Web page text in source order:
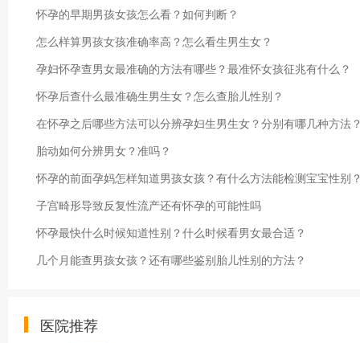
怀孕的早期男孩女孩怎么看？如何判断？
怎么样算男孩女孩准确率高？怎么看生男生女？
孕妇怀孕查男女最准确的方法有哪些？最准怀女孩征兆有什么？
怀孕后查什么最准确生男生女？怎么查胎儿性别？
在怀孕之后哪些方法可以分辨孕妇生男生女？分别有哪几种方法
胎动如何分辨男女？准吗？
怀孕的前面孕妈怎样知道男孩女孩？有什么方法能检测宝宝性别
子宫畸形导致反复性流产还有怀孕的可能性吗
怀孕最快什么时候知道性别？什么时候看男女最合适？
几个月能查男孩女孩？还有哪些鉴别胎儿性别的方法？
医院推荐